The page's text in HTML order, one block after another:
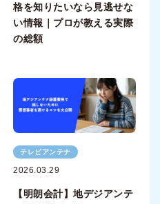
格を知りたいなら見逃せな
い情報｜プロが教える実際
の総額
テレビアンテナ
2026.03.29
【明朗会計】地デジアンテ